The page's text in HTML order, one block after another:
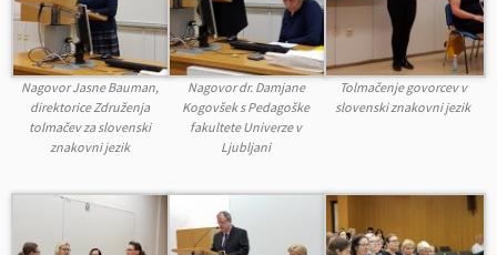
Nagovor Jasne Bauman,
direktorice Združenja
tolmačev za slovenski
znakovni jezik
Nagovor dr. Damjane
Kogovšek s Pedagoške
fakultete Univerze v
Ljubljani
Tolmačenje govorcev v
slovenski znakovni jezik